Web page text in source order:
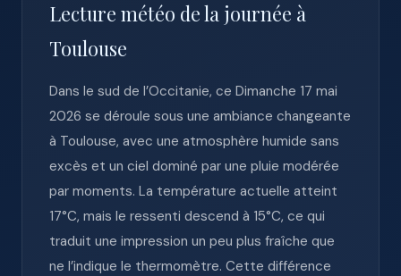
Lecture météo de la journée à
Toulouse
Dans le sud de l’Occitanie, ce Dimanche 17 mai
2026 se déroule sous une ambiance changeante
à Toulouse, avec une atmosphère humide sans
excès et un ciel dominé par une pluie modérée
par moments. La température actuelle atteint
17°C, mais le ressenti descend à 15°C, ce qui
traduit une impression un peu plus fraîche que
ne l’indique le thermomètre. Cette différence